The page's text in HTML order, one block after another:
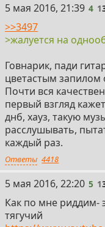
4
5 мая 2016, 21:39 4 1
>>3497
>жалуется на
Говнарик, пади
цветастым запилом
Почти вся
первый взгляд
днб, хауз, такую
расслушывать,
каждый раз.
Ответы 4418
5
5 мая 2016, 22:20 5 1
Как по мне риддим-
тягучий